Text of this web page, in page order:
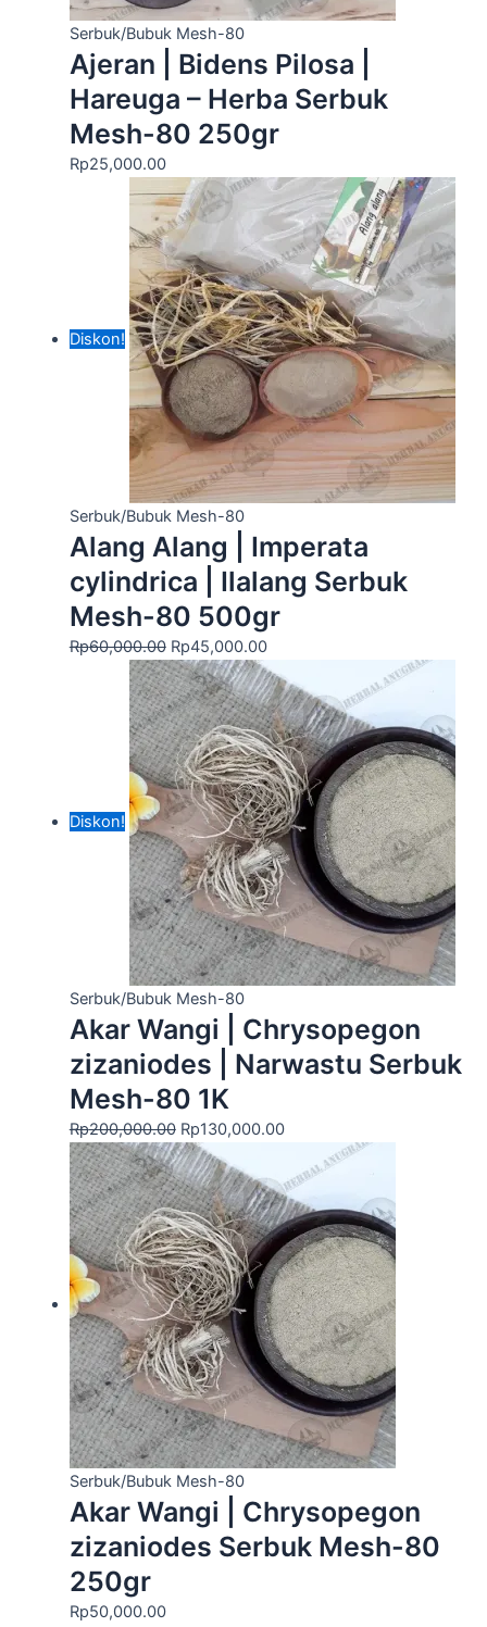
Serbuk/Bubuk Mesh-80
Ajeran | Bidens Pilosa |
Hareuga – Herba Serbuk
Mesh-80 250gr
Rp25,000.00
Diskon!
Serbuk/Bubuk Mesh-80
Alang Alang | Imperata
cylindrica | Ilalang Serbuk
Mesh-80 500gr
Rp60,000.00 Rp45,000.00
Diskon!
Serbuk/Bubuk Mesh-80
Akar Wangi | Chrysopegon
zizaniodes | Narwastu Serbuk
Mesh-80 1K
Rp200,000.00 Rp130,000.00
Serbuk/Bubuk Mesh-80
Akar Wangi | Chrysopegon
zizaniodes Serbuk Mesh-80
250gr
Rp50,000.00